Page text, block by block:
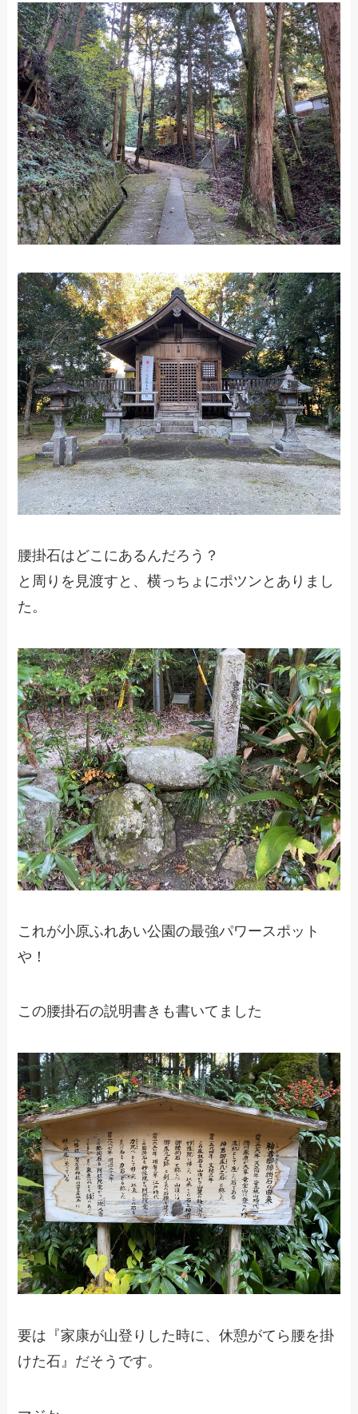
腰掛石はどこにあるんだろう？
と周りを見渡すと、横っちょにポツンとありまし
た。
これが小原ふれあい公園の最強パワースポット
や！
この腰掛石の説明書きも書いてました
要は『家康が山登りした時に、休憩がてら腰を掛
けた石』だそうです。